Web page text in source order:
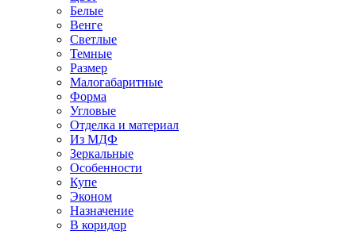
Белые
Венге
Светлые
Темные
Размер
Малогабаритные
Форма
Угловые
Отделка и материал
Из МДФ
Зеркальные
Особенности
Купе
Эконом
Назначение
В коридор